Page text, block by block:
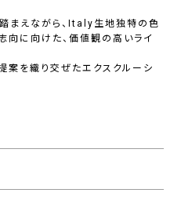
まえながら、Italy生地独特の色
に向けた、価値観の高いライ
を織り交ぜたエクスクルーシ